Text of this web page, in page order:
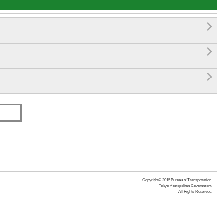



Copyright© 2015 Bureau of Transportation.
Tokyo Metropolitan Government.
All Rights Reserved.